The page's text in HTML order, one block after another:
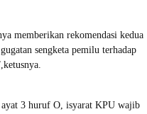
memberikan rekomendasi kedua
sengketa pemilu terhadap
ayat 3 huruf O, isyarat KPU wajib